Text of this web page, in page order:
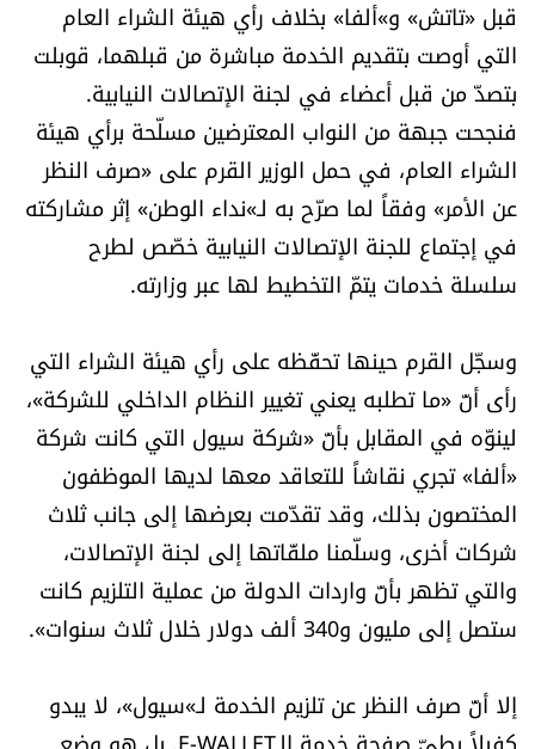
قبل «تاتش» و»ألفا» بخلاف رأي هيئة الشراء العام
التي أوصت بتقديم الخدمة مباشرة من قبلهما، قوبلت
بتصدّ من قبل أعضاء في لجنة الإتصالات النيابية.
فنجحت جبهة من النواب المعترضين مسلّحة برأي هيئة
الشراء العام، في حمل الوزير القرم على «صرف النظر
عن الأمر» وفقاً لما صرّح به لـ»نداء الوطن» إثر مشاركته
في إجتماع للجنة الإتصالات النيابية خصّص لطرح
سلسلة خدمات يتمّ التخطيط لها عبر وزارته.
وسجّل القرم حينها تحفّظه على رأي هيئة الشراء التي
رأى أنّ «ما تطلبه يعني تغيير النظام الداخلي للشركة»،
لينوّه في المقابل بأنّ «شركة سيول التي كانت شركة
«ألفا» تجري نقاشاً للتعاقد معها لديها الموظفون
المختصون بذلك، وقد تقدّمت بعرضها إلى جانب ثلاث
شركات أخرى، وسلّمنا ملفّاتها إلى لجنة الإتصالات،
والتي تظهر بأنّ واردات الدولة من عملية التلزيم كانت
ستصل إلى مليون و340 ألف دولار خلال ثلاث سنوات».
إلا أنّ صرف النظر عن تلزيم الخدمة لـ»سيول»، لا يبدو